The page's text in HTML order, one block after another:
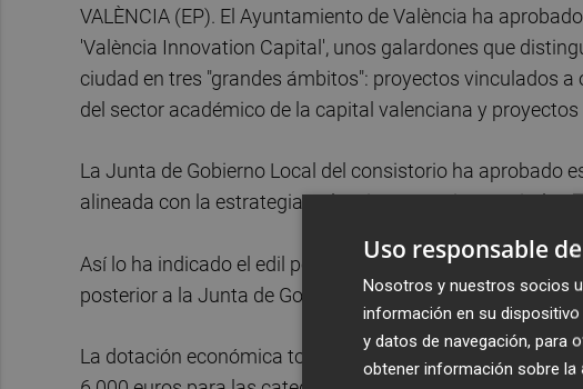
VALÈNCIA (EP). El Ayuntamiento de València ha
'València Innovation Capital', unos galardones que
ciudad en tres "grandes ámbitos": proyectos vinculados
del sector académico de la capital valenciana y
La Junta de Gobierno Local del consistorio ha aprobado
alineada con la estrategia València Innovation Capital.
Así lo ha indicado el edil portavoz del ejecutivo municipal,
posterior a la Junta de Gobierno Local.
La dotación económica total de estas distinciones
Uso responsable
Nosotros y nuestros socios
información en su
y datos de navegación, para
obtener información sobre la